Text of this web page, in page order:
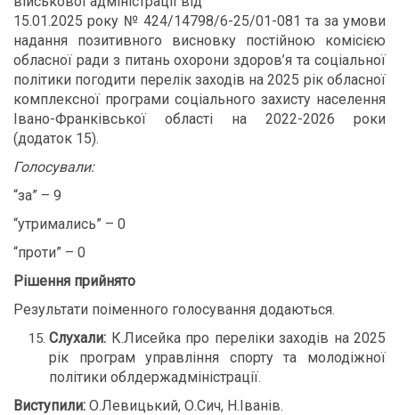
15.01.2025 року № 424/14798/6-25/01-081 та за умови
надання позитивного висновку постійною комісією
обласної ради з питань охорони здоров’я та соціальної
політики погодити перелік заходів на 2025 рік обласної
комплексної програми соціального захисту населення
Івано-Франківської області на 2022-2026 роки
(додаток 15).
Голосували:
“за” – 9
“утримались” – 0
“проти” – 0
Рішення прийнято
Результати поіменного голосування додаються.
Слухали: К.Лисейка про переліки заходів на 2025
рік програм управління спорту та молодіжної
політики облдержадміністрації.
Виступили: О.Левицький, О.Сич, Н.Іванів.